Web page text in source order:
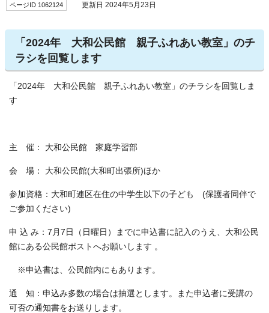
ページID 1062124 更新日 2024年5月23日
「2024年 大和公民館 親子ふれあい教室」のチ
ラシを回覧します
「2024年 大和公民館 親子ふれあい教室」のチラシを回覧しま
す
主 催： 大和公民館 家庭学習部
会 場： 大和公民館(大和町出張所)ほか
参加資格：大和町連区在住の中学生以下の子ども (保護者同伴で
ご参加ください)
申 込 み：7月7日（日曜日）までに申込書に記入のうえ、大和公民
館にある公民館ポストへお願いします 。
※申込書は、公民館内にもあります。
通 知：申込み多数の場合は抽選とします。また申込者に受講の
可否の通知書をお送りします。